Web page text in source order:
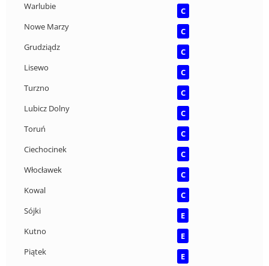
Warlubie
C
Nowe Marzy
C
Grudziądz
C
Lisewo
C
Turzno
C
Lubicz Dolny
C
Toruń
C
Ciechocinek
C
Włocławek
C
Kowal
C
Sójki
E
Kutno
E
Piątek
E